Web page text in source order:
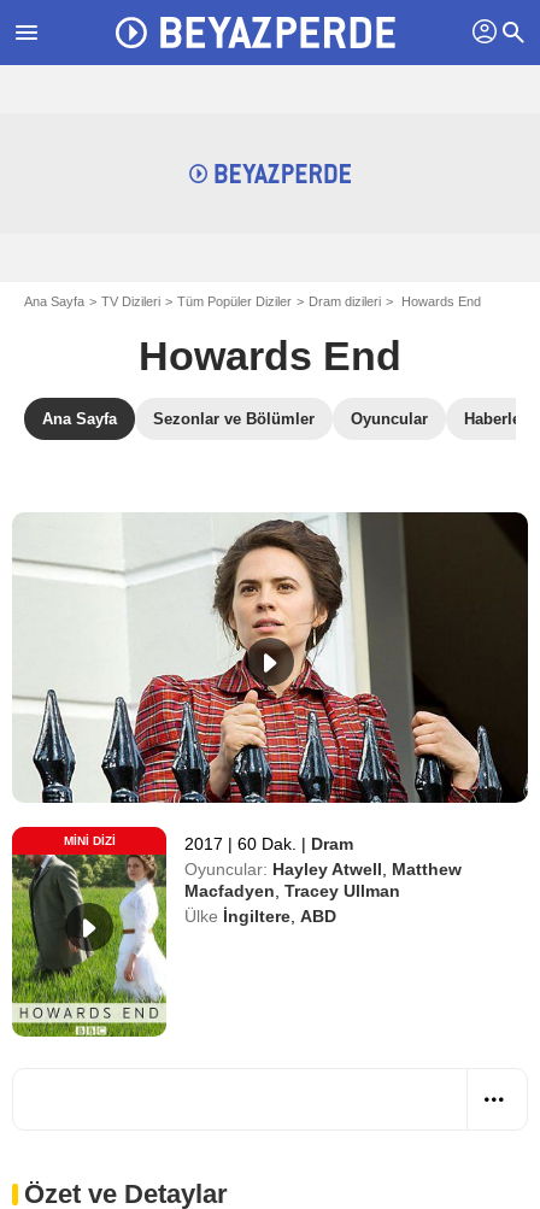
menu profil search
Ana Sayfa TV Dizileri Tüm Popüler Diziler Dram dizileri Howards End
Howards End
Ana Sayfa Sezonlar ve Bölümler Oyuncular Haberler
MINI DIZI 2017 | 60 Dak. | Dram
Oyuncular: Hayley Atwell
Matthew
Macfadyen ,Tracey Ullman
Ülke İngiltere ,ABD
Özet ve Detaylar